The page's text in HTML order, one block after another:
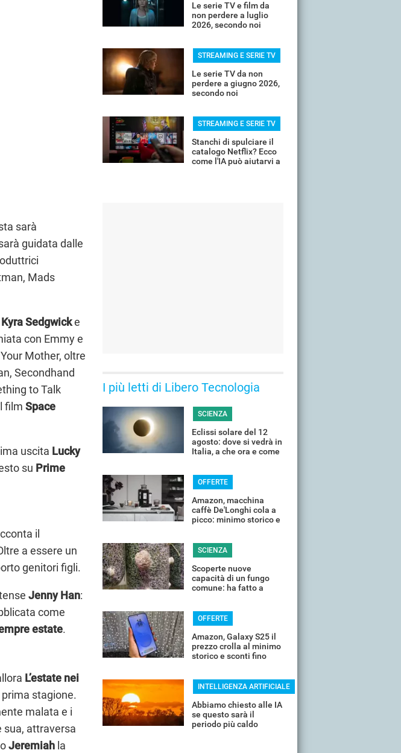
sarà
guidata dalle
Mads
Kyra Sedgwicke
con Emmy e
Mother, oltre
Secondhand
to Talk
film Space
uscita Lucky
su Prime
il
a essere un
genitori figli.
Jenny Han:
come
estate.
L’estate nei
stagione.
malata e i
sua, attraversa
Jeremiah la
Le serie TV e film da
non perdere a luglio
2026, secondo noi
STREAMING E SERIE TV
Le serie TV da non
perdere a giugno 2026,
secondo noi
STREAMING E SERIE TV
Stanchi di spulciare il
catalogo Netflix? Ecco
come l'IA può aiutarvi a
I più letti di Libero Tecnologia
SCIENZA
Eclissi solare del 12
agosto: dove si vedrà in
Italia, a che ora e come
OFFERTE
Amazon, macchina
caffè De'Longhi cola a
picco: minimo storico e
SCIENZA
Scoperte nuove
capacità di un fungo
comune: ha fatto a
OFFERTE
Amazon, Galaxy S25 il
prezzo crolla al minimo
storico e sconti fino
INTELLIGENZA ARTIFICIALE
Abbiamo chiesto alle IA
se questo sarà il
periodo più caldo